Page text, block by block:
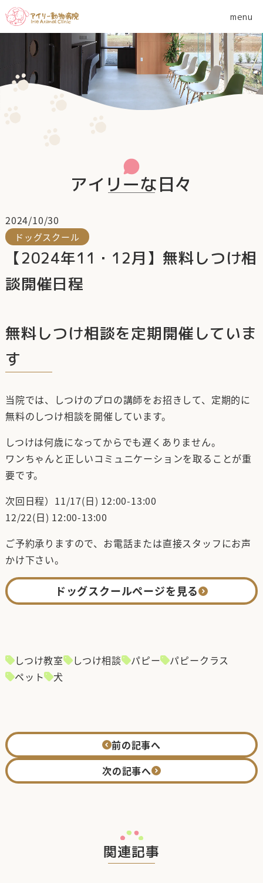
アイリーな日々
【2024年11・12月】無料しつけ相
談開催日程
2024/10/30
ドッグスクール
無料しつけ相談を定期開催していま
す
当院では、しつけのプロの講師をお招きして、定期的に
無料のしつけ相談を開催しています。
しつけは何歳になってからでも遅くありません。
ワンちゃんと正しいコミュニケーションを取ることが重
要です。
次回日程）11/17(日) 12:00-13:00
12/22(日) 12:00-13:00
ご予約承りますので、お電話または直接スタッフにお声
かけ下さい。
ドッグスクールページを見る
しつけ教室 しつけ相談 パピー
パピークラス
ペット
犬
前の記事へ
次の記事へ
関連記事